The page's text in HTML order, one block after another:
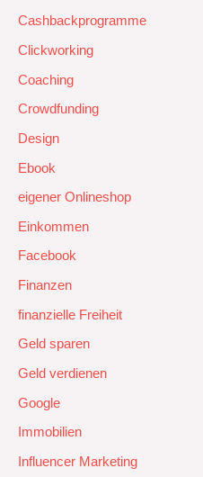
Cashbackprogramme
Clickworking
Coaching
Crowdfunding
Design
Ebook
eigener Onlineshop
Einkommen
Facebook
Finanzen
finanzielle Freiheit
Geld sparen
Geld verdienen
Google
Immobilien
Influencer Marketing